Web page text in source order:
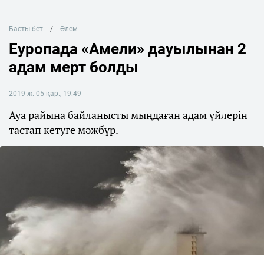
Басты бет Әлем
Еуропада «Амели» дауылынан 2
адам мерт болды
2019 ж. 05 қар., 19:49
Ауа райына байланысты мыңдаған адам үйлерін
тастап кетуге мәжбүр.